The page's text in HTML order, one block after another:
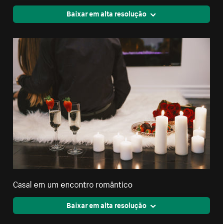
Baixar em alta resolução
Casal em um encontro romântico
Baixar em alta resolução